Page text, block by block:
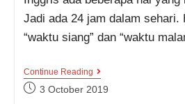
Jadi ada 24 jam dalam sehari.
“waktu siang” dan “waktu
Continue ReadingMENUNJUKKAN
DALAM
Post3 October 2019